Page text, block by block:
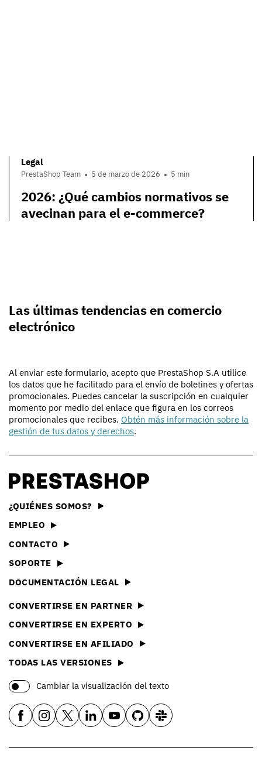
Legal
PrestaShop Team 5 de marzo de 2026 5 min
2026: ¿Qué cambios normativos se
avecinan para el e-commerce?
Las últimas tendencias en comercio
electrónico
Al enviar este formulario, acepto que PrestaShop S.A utilice
los datos que he facilitado para el envío de boletines y ofertas
promocionales. Puedes cancelar la suscripción en cualquier
momento por medio del enlace que figura en los correos
promocionales que recibes. Obtén más información sobre la
gestión de tus datos y derechos.
¿QUIÉNES SOMOS?
EMPLEO
CONTACTO
SOPORTE
DOCUMENTACIÓN LEGAL
CONVERTIRSE EN PARTNER
CONVERTIRSE EN EXPERTO
CONVERTIRSE EN AFILIADO
TODAS LAS VERSIONES
Cambiar la visualización del texto